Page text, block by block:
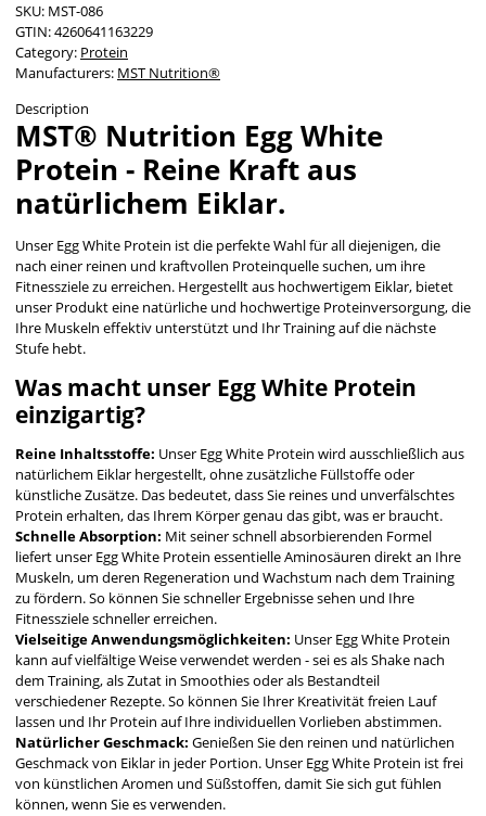
SKU: MST-086
GTIN:4260641163229
Category: Protein
Manufacturers: MST Nutrition®
Description
MST® Nutrition Egg White
Protein - Reine Kraft aus
natürlichem Eiklar.
Unser Egg White Protein ist die perfekte Wahl für all diejenigen, die
nach einer reinen und kraftvollen Proteinquelle suchen, um ihre
Fitnessziele zu erreichen. Hergestellt aus hochwertigem Eiklar, bietet
unser Produkt eine natürliche und hochwertige Proteinversorgung, die
Ihre Muskeln effektiv unterstützt und Ihr Training auf die nächste
Stufe hebt.
Was macht unser Egg White Protein
einzigartig?
Reine Inhaltsstoffe: Unser Egg White Protein wird ausschließlich aus
natürlichem Eiklar hergestellt, ohne zusätzliche Füllstoffe oder
künstliche Zusätze. Das bedeutet, dass Sie reines und unverfälschtes
Protein erhalten, das Ihrem Körper genau das gibt, was er braucht.
Schnelle Absorption: Mit seiner schnell absorbierenden Formel
liefert unser Egg White Protein essentielle Aminosäuren direkt an Ihre
Muskeln, um deren Regeneration und Wachstum nach dem Training
zu fördern. So können Sie schneller Ergebnisse sehen und Ihre
Fitnessziele schneller erreichen.
Vielseitige Anwendungsmöglichkeiten: Unser Egg White Protein
kann auf vielfältige Weise verwendet werden - sei es als Shake nach
dem Training, als Zutat in Smoothies oder als Bestandteil
verschiedener Rezepte. So können Sie Ihrer Kreativität freien Lauf
lassen und Ihr Protein auf Ihre individuellen Vorlieben abstimmen.
Natürlicher Geschmack: Genießen Sie den reinen und natürlichen
Geschmack von Eiklar in jeder Portion. Unser Egg White Protein ist frei
von künstlichen Aromen und Süßstoffen, damit Sie sich gut fühlen
können, wenn Sie es verwenden.